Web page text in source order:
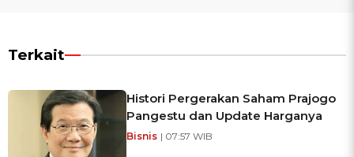
Terkait
Histori Pergerakan Saham Prajogo
Pangestu dan Update Harganya
Bisnis | 07:57 WIB